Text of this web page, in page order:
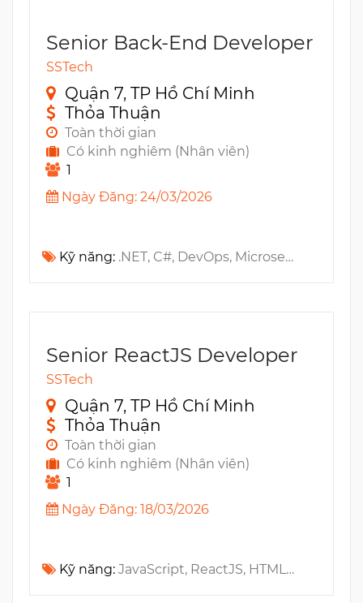
Senior Back-End Developer
SSTech
Quận 7, TP Hồ Chí Minh
Thỏa Thuận
Toàn thời gian
Có kinh nghiêm (Nhân viên)
1
Ngày Đăng: 24/03/2026
Kỹ năng: .NET, C#, DevOps, Microservices, AKS, Docker, MS Azure, Active Directory, TDD, API, Mobile App
Senior ReactJS Developer
SSTech
Quận 7, TP Hồ Chí Minh
Thỏa Thuận
Toàn thời gian
Có kinh nghiêm (Nhân viên)
1
Ngày Đăng: 18/03/2026
Kỹ năng: JavaScript, ReactJS, HTML5, CSS3, Git, SVN, ES6, Webpack, Redux, RESTful API, React Hooks